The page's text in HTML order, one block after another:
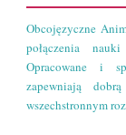
Obcojęzyczne
połączenia
Opracowane i
zapewniają
wszechstronnym